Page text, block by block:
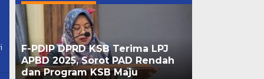
F-PDIP DPRD KSB Terima LPJ
APBD 2025, Sorot PAD Rendah
dan Program KSB Maju